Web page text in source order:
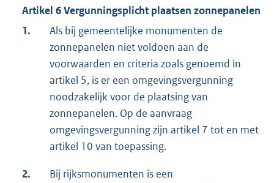
Artikel 6 Vergunningsplicht plaatsen zonnepanelen
1.
Als bij gemeentelijke monumenten de
zonnepanelen niet voldoen aan de
voorwaarden en criteria zoals genoemd in
artikel 5, is er een omgevingsvergunning
noodzakelijk voor de plaatsing van
zonnepanelen. Op de aanvraag
omgevingsvergunning zijn artikel 7 tot en met
artikel 10 van toepassing.
2.
Bij rijksmonumenten is een